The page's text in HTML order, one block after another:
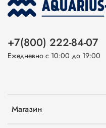
Магазин
+7(800) 222-84-07
Ежедневно с 10:00 до 19:00